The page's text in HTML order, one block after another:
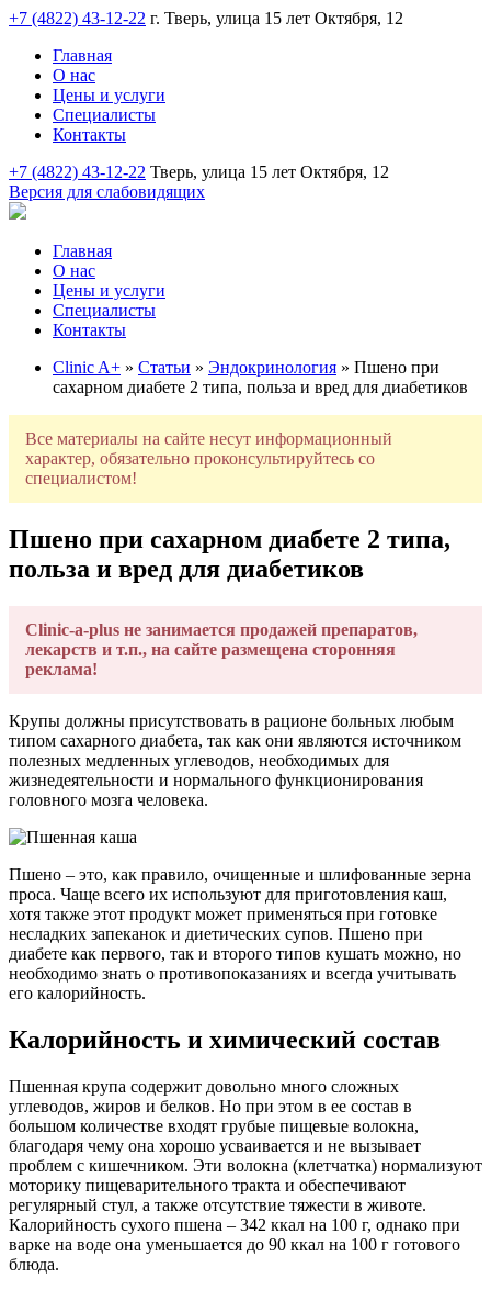
+7 (4822) 43-12-22 г. Тверь, улица 15 лет Октября, 12
Главная
О нас
Цены и услуги
Специалисты
Контакты
+7 (4822) 43-12-22 Тверь, улица 15 лет Октября, 12
Версия для слабовидящих
Главная
О нас
Цены и услуги
Специалисты
Контакты
Clinic A+ » Статьи » Эндокринология » Пшено при
сахарном диабете 2 типа, польза и вред для диабетиков
Все материалы на сайте несут информационный
характер, обязательно проконсультируйтесь со
специалистом!
Пшено при сахарном диабете 2 типа,
польза и вред для диабетиков
Clinic-a-plus не занимается продажей препаратов,
лекарств и т.п., на сайте размещена сторонняя
реклама!
Крупы должны присутствовать в рационе больных любым
типом сахарного диабета, так как они являются источником
полезных медленных углеводов, необходимых для
жизнедеятельности и нормального функционирования
головного мозга человека.
Пшено – это, как правило, очищенные и шлифованные зерна
проса. Чаще всего их используют для приготовления каш,
хотя также этот продукт может применяться при готовке
несладких запеканок и диетических супов. Пшено при
диабете как первого, так и второго типов кушать можно, но
необходимо знать о противопоказаниях и всегда учитывать
его калорийность.
Калорийность и химический состав
Пшенная крупа содержит довольно много сложных
углеводов, жиров и белков. Но при этом в ее состав в
большом количестве входят грубые пищевые волокна,
благодаря чему она хорошо усваивается и не вызывает
проблем с кишечником. Эти волокна (клетчатка) нормализуют
моторику пищеварительного тракта и обеспечивают
регулярный стул, а также отсутствие тяжести в животе.
Калорийность сухого пшена – 342 ккал на 100 г, однако при
варке на воде она уменьшается до 90 ккал на 100 г готового
блюда.